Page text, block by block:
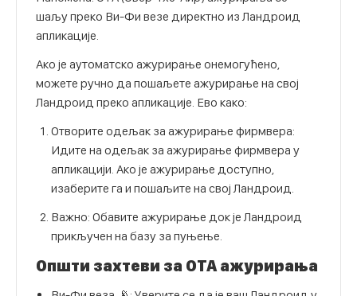
шаљу преко Ви-Фи везе директно из Ландроид
апликације.
Ако је аутоматско ажурирање онемогућено,
можете ручно да пошаљете ажурирање на свој
Ландроид преко апликације. Ево како:
Отворите одељак за ажурирање фирмвера:
Идите на одељак за ажурирање фирмвера у
апликацији. Ако је ажурирање доступно,
изаберите га и пошаљите на свој Ландроид.
Важно: Обавите ажурирање док је Ландроид
прикључен на базу за пуњење.
Општи захтеви за ОТА ажурирања